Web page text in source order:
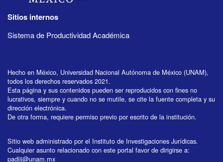
Sitios internos
Sistema de Productividad Académica
Hecho en México, Universidad Nacional Autónoma de México (UNAM),
todos los derechos reservados 2021.
Esta página y sus contenidos pueden ser reproducidos con fines no
lucrativos, siempre y cuando no se mutile, se cite la fuente completa y su
dirección electrónica.
De otra forma, requiere permiso previo por escrito de la institución.
Sitio web administrado por el Instituto de Investigaciones Jurídicas.
Cualquier asunto relacionado con este portal favor de dirigirse a:
padiij@unam.mx